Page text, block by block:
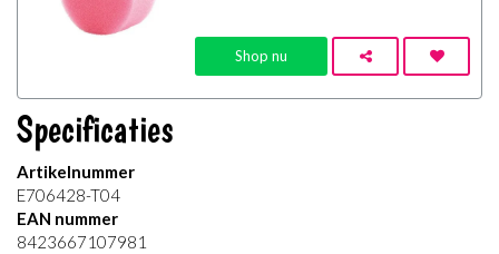
Shop nu
Specificaties
Artikelnummer
E706428-T04
EAN nummer
8423667107981